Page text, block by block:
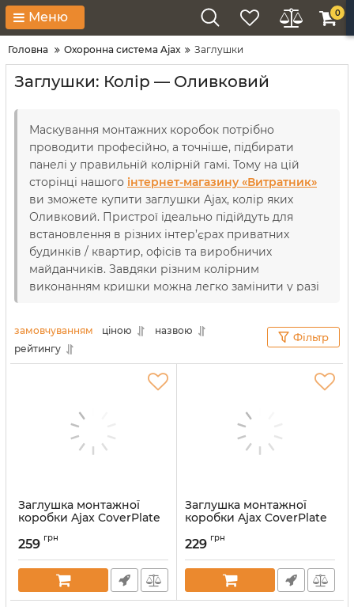
Меню 0
Головна Охоронна система Ajax Заглушки
Заглушки: Колір — Оливковий
Маскування монтажних коробок потрібно
проводити професійно, а точніше, підбирати
панелі у правильній колірній гамі. Тому на цій
сторінці нашого інтернет-магазину «Витратник»
ви зможете купити заглушки Ajax, колір яких
Оливковий. Пристрої ідеально підійдуть для
встановлення в різних інтер’єрах приватних
будинків / квартир, офісів та виробничих
майданчиків. Завдяки різним колірним
виконанням кришки можна легко замінити у разі
тож прослужать вам максимально довго.
замовчуванням ціною
назвою
рейтингу
Фільтр
Заглушка монтажної
коробки Ajax CoverPlate
(126135.322.OL)
Артикул:000058949
259 грн
Заглушка монтажної
коробки Ajax CoverPlate
(126127.321.OL)
Артикул:000058940
229 грн